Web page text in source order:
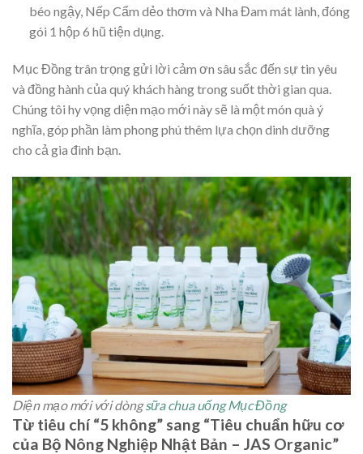
béo ngậy, Nếp Cẩm dẻo thơm và Nha Đam mát lành, đóng
gói 1 hộp 6 hũ tiện dụng.
Mục Đồng trân trọng gửi lời cảm ơn sâu sắc đến sự tin yêu
và đồng hành của quý khách hàng trong suốt thời gian qua.
Chúng tôi hy vọng diện mạo mới này sẽ là một món quà ý
nghĩa, góp phần làm phong phú thêm lựa chọn dinh dưỡng
cho cả gia đình bạn.
Diện mạo mới với dòngsữa chua uống Mục Đồng
Từ tiêu chí “5 không” sang “Tiêu chuẩn hữu cơ
của Bộ Nông Nghiệp Nhật Bản – JAS Organic”